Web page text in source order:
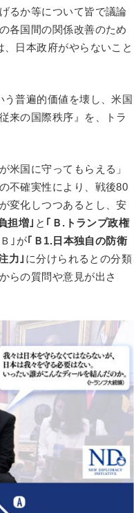
るか等について皆で議論
各国間の関係改善のため
日本政府がやらないこと
普遍的価値を壊し、米国
来の国際秩序』を、トラ
米国に守ってもらえる」
不確実性により、戦後80
変化しつつあるとし、安
担増｣ と ｢Ｂ.トランプ政権
｣が｢Ｂ1.日本独自の防衛
力｣ に分けられるとの分類
らの質問や意見が出さ